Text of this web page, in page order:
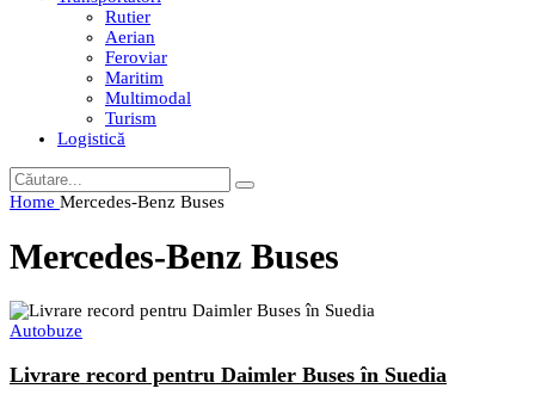
Rutier
Aerian
Feroviar
Maritim
Multimodal
Turism
Logistică
Home Mercedes-Benz Buses
Mercedes-Benz Buses
Autobuze
Livrare record pentru Daimler Buses în Suedia